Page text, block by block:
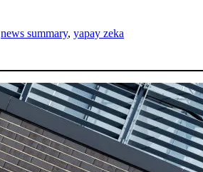
news summary, yapay zeka